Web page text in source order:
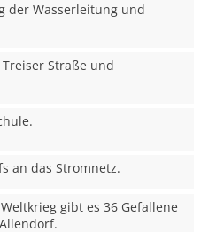
der Wasserleitung und
Straße und
an das Stromnetz.
gibt es 36 Gefallene